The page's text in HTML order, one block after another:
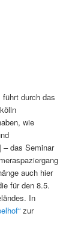
durch das
wie
– das Seminar
auch hier
für den 8.5.
In
zur